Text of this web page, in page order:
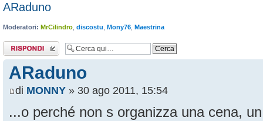
ARaduno
Moderatori: MrCilindro discostu Mony76 Maestrina
Rispondi al
messaggio
ARaduno
di MONNY » 30 ago 2011, 15:54
...o perché non s organizza una cena,